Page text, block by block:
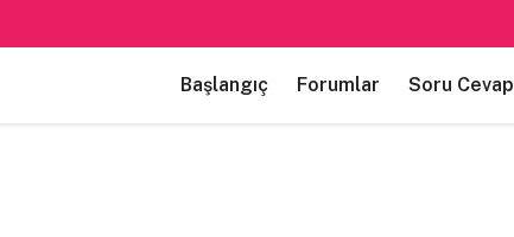
Başlangıç Forumlar Soru Cevap